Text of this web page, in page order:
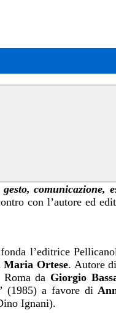
comunicazione,
con l’autore ed
l’editrice
Maria Ortese. Autore
da Giorgio
(1985) a favore di
Ignani).